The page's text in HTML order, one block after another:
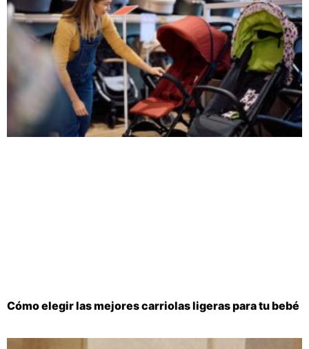
Cómo elegir las mejores carriolas ligeras para tu bebé